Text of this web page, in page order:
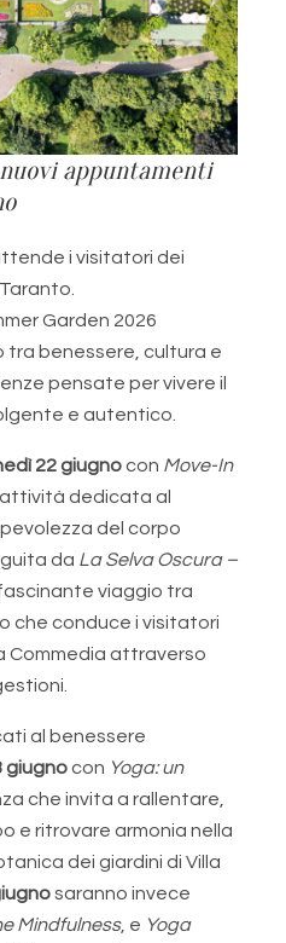
appuntamenti
i visitatori dei
Garden 2026
tra benessere, cultura e
pensate per vivere il
e autentico.
22 giugnocon Move-In
dedicata al
del corpo
da La Selva Oscura –
viaggio tra
che conduce i visitatori
Commedia attraverso
al benessere
giugnocon Yoga: un
che invita a rallentare,
e ritrovare armonia nella
dei giardini di Villa
saranno invece
Mindfulness, e Yoga